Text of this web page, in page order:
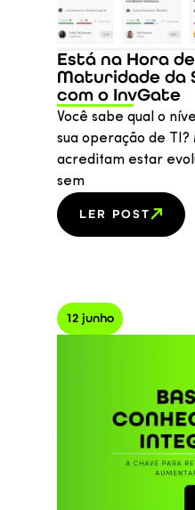
Está na Hora
Maturidade da
com o InvGate
Você sabe qual o
sua operação de
acreditam estar
sem
LER POST
12 junho